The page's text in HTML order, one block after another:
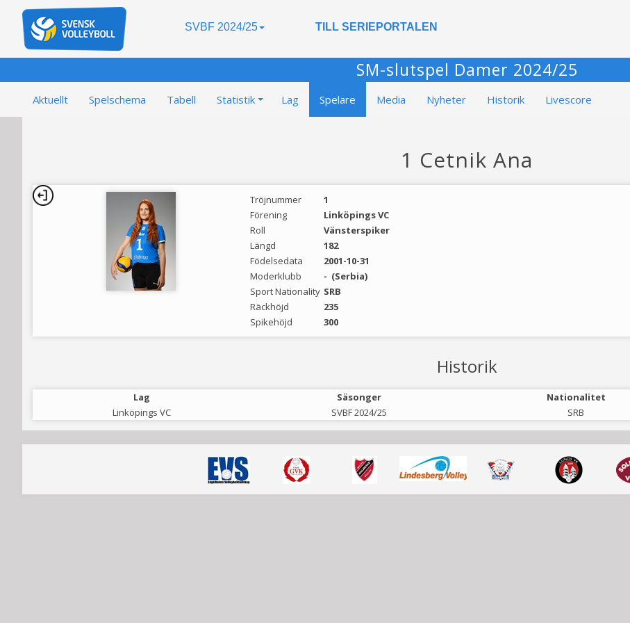
SVBF 2024/25 TILL SERIEPORTALEN
SM-slutspel Damer 2024/25
Aktuellt Spelschema Tabell Statistik Lag Spelare Media Nyheter Historik Livescore
1 Cetnik Ana
Tröjnummer
1
Förening
Linköpings VC
Roll
Vänsterspiker
Längd
182
Födelsedata
2001-10-31
Moderklubb
- (Serbia)
Sport Nationality SRB
Räckhöjd
235
Spikehöjd
300
Historik
Lag Säsonger Nationalitet
Linköpings VC
SVBF 2024/25 SRB